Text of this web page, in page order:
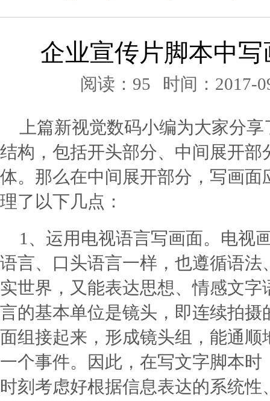
企业宣传片脚本中
阅读：95 时间：2017-
上篇新视觉数码小编为大家分享
结构，包括开头部分、中间展开
体。那么在中间展开部分，写画
理了以下几点：
1、运用电视语言写画面。电视
语言、口头语言一样，也遵循语
实世界，又能表达思想、情感文
言的基本单位是镜头，即连续拍
面组接起来，形成镜头组，能通
一个事件。因此，在写文字脚本
时刻考虑好根据信息表达的系统